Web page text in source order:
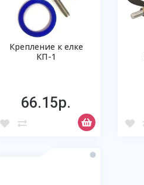
Крепление к елке
КП-1
66.15р.